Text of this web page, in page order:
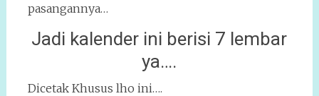
pasangannya…
Jadi kalender ini berisi 7 lembar
ya….
Dicetak Khusus lho ini….